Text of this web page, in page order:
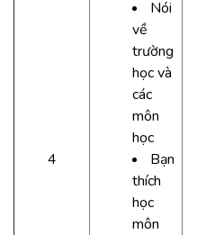
4
Nói
về
trường
học và
các
môn
học
Bạn
thích
học
môn